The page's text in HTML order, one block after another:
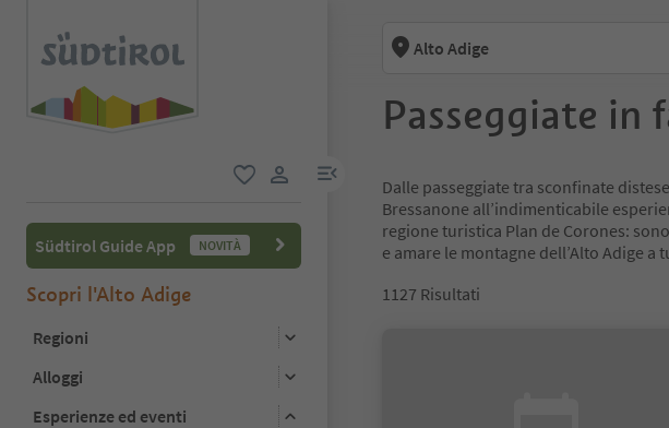
menu link
Südtirol Guide App NOVITÀ
Scopri l'Alto Adige
Regioni
Alloggi
Esperienze ed eventi
Alto Adige
Passeggiate in
Dalle passeggiate tra sconfinate
Bressanone all’indimenticabile
regione turistica Plan de Corones:
e amare le montagne dell’Alto Adige a
1127 Risultati